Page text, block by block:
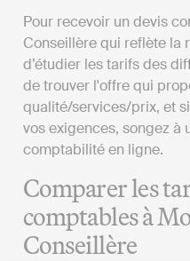
Pour recevoir un devis
Conseillère qui reflète la
d’étudier les tarifs des
de trouver l'offre qui
qualité/services/prix, et
vos exigences, songez à
comptabilité en ligne.
Comparer les
comptables à
Conseillère